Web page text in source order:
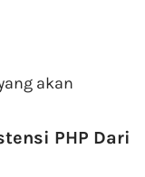
akan
PHP Dari